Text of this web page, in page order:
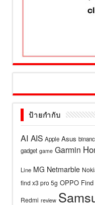
ป้ายกำกับ
AI AIS Apple Asus
gadget game Garmin
Line MG Netmarble
find x3 pro 5g OPPO
Redmi review